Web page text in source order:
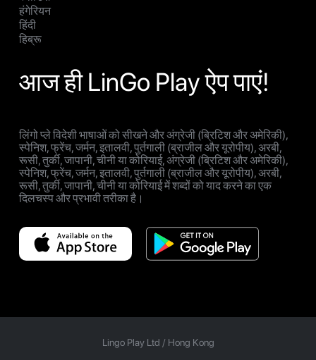
हंगेरियन
हिंदी
हिब्रू
आज ही LinGo Play ऐप पाएं!
लिंगो प्ले विदेशी भाषाओं को सीखने और अंग्रेजी (ब्रिटिश और अमेरिकी),
स्पेनिश, फ्रेंच, जर्मन, इतालवी, पुर्तगाली (ब्राजील और यूरोपीय), अरबी,
रूसी, तुर्की, जापानी, चीनी या कोरियाई, अंग्रेजी (ब्रिटिश और अमेरिकी),
स्पेनिश, फ्रेंच, जर्मन, इतालवी, पुर्तगाली (ब्राजील और यूरोपीय), अरबी,
रूसी, तुर्की, जापानी, चीनी या कोरियाई में शब्दों को याद करने का एक
दिलचस्प और प्रभावी तरीका है।
Lingo Play Ltd / Hong Kong